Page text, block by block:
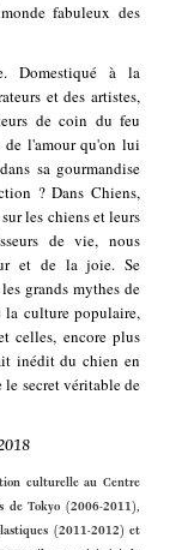
fabuleux des
Domestiqué à la
et des artistes,
de coin du feu
de l'amour qu'on lui
sa gourmandise
? Dans Chiens,
les chiens et leurs
de vie, nous
et de la joie. Se
grands mythes de
la culture populaire,
celles, encore plus
inédit du chien en
le secret véritable de
culturelle au Centre
de Tokyo (2006-2011),
(2011-2012) et